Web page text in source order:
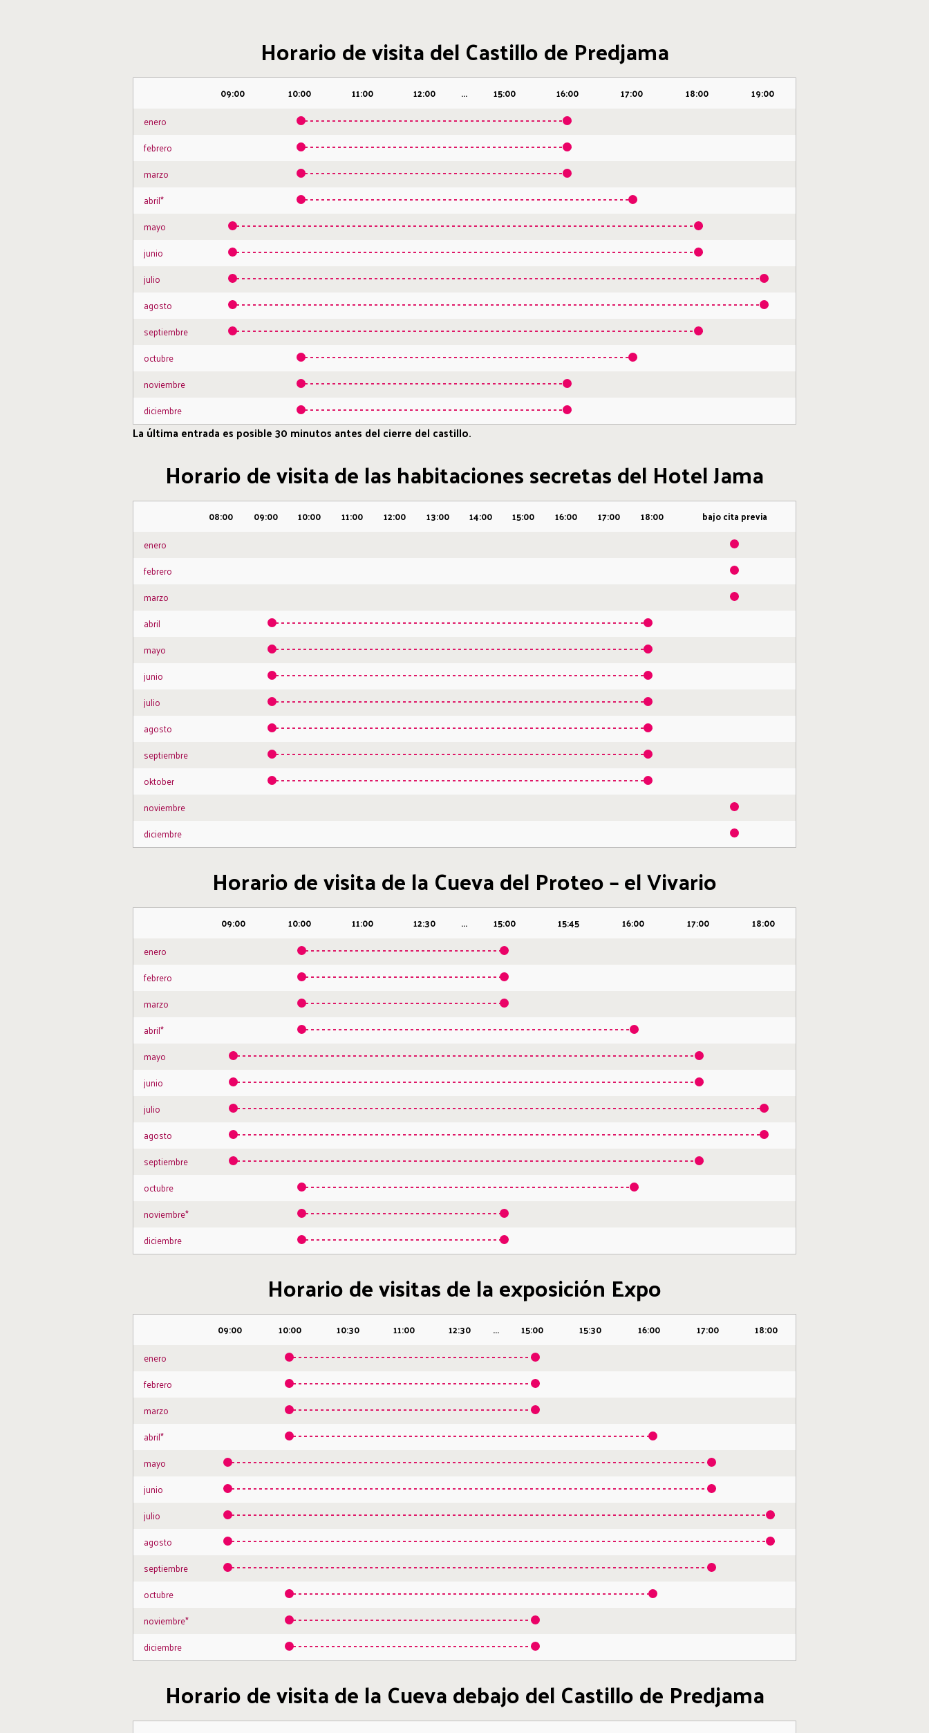
Horario de visita del Castillo de Predjama
09:00 10:00 11:00 12:00 ... 15:00 16:00 17:00 18:00
19:00
enero
febrero
marzo
abril*
mayo
junio
julio
agosto
septiembre
octubre
noviembre
diciembre
La última entrada es posible 30 minutos antes del cierre del castillo.
Horario de visita de las habitaciones secretas del Hotel Jama
08:00 09:00 10:00 11:00 12:00 13:00 14:00 15:00 16:00 17:00 18:00
bajo cita previa
enero
febrero
marzo
abril
mayo
junio
julio
agosto
septiembre
oktober
noviembre
diciembre
Horario de visita de la Cueva del Proteo – el Vivario
09:00 10:00 11:00 12:30 ... 15:00 15:45 16:00 17:00
18:00
enero
febrero
marzo
abril*
mayo
junio
julio
agosto
septiembre
octubre
noviembre*
diciembre
Horario de visitas de la exposición Expo
09:00 10:00 10:30 11:00 12:30 ... 15:00 15:30 16:00 17:00
18:00
enero
febrero
marzo
abril*
mayo
junio
julio
agosto
septiembre
octubre
noviembre*
diciembre
Horario de visita de la Cueva debajo del Castillo de Predjama